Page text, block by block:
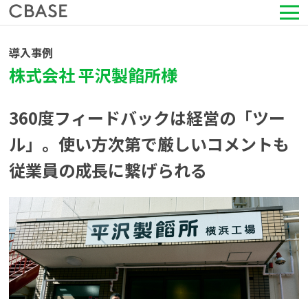
サービス
活用シーン
導入事例
セミナー情報
HRコラム
お知らせ
会社情報
導入事例
株式会社 平沢製餡所様
360度フィードバックは経営の「ツー
ル」。使い方次第で厳しいコメントも
従業員の成長に繋げられる